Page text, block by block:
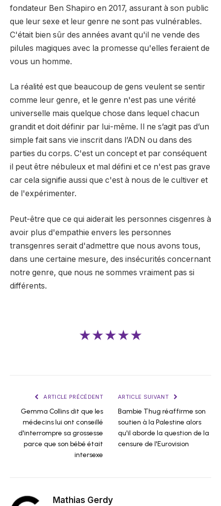
fondateur Ben Shapiro en 2017, assurant à son public
que leur sexe et leur genre ne sont pas vulnérables.
C'était bien sûr des années avant qu'il ne vende des
pilules magiques avec la promesse qu'elles feraient de
vous un homme.
La réalité est que beaucoup de gens veulent se sentir
comme leur genre, et le genre n'est pas une vérité
universelle mais quelque chose dans lequel chacun
grandit et doit définir par lui-même. Il ne s’agit pas d’un
simple fait sans vie inscrit dans l’ADN ou dans des
parties du corps. C'est un concept et par conséquent
il peut être nébuleux et mal défini et ce n'est pas grave
car cela signifie aussi que c'est à nous de le cultiver et
de l'expérimenter.
Peut-être que ce qui aiderait les personnes cisgenres à
avoir plus d'empathie envers les personnes
transgenres serait d'admettre que nous avons tous,
dans une certaine mesure, des insécurités concernant
notre genre, que nous ne sommes vraiment pas si
différents.
★★★★★
ARTICLE PRÉCÉDENT
Gemma Collins dit que les
médecins lui ont conseillé
d'interrompre sa grossesse
parce que son bébé était
intersexe
ARTICLE SUIVANT
Bambie Thug réaffirme son
soutien à la Palestine alors
qu'il aborde la question de la
censure de l'Eurovision
Mathias Gerdy